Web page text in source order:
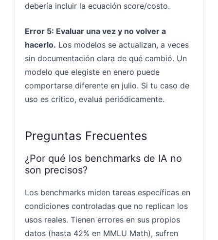
debería incluir la ecuación score/costo.
Error 5: Evaluar una vez y no volver a
hacerlo. Los modelos se actualizan, a veces
sin documentación clara de qué cambió. Un
modelo que elegiste en enero puede
comportarse diferente en julio. Si tu caso de
uso es crítico, evaluá periódicamente.
Preguntas Frecuentes
¿Por qué los benchmarks de IA no
son precisos?
Los benchmarks miden tareas específicas en
condiciones controladas que no replican los
usos reales. Tienen errores en sus propios
datos (hasta 42% en MMLU Math), sufren